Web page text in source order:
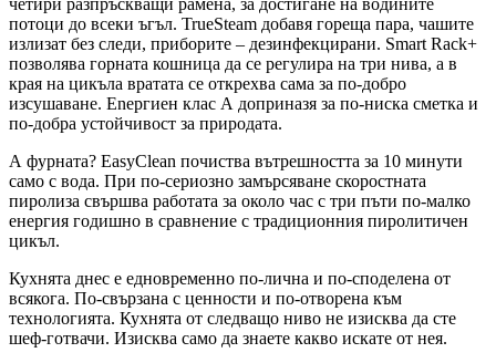
четири разпръскващи рамена, за достигане на водините
потоци до всеки ъгъл. TrueSteam добавя гореща пара, чашите
излизат без следи, приборите – дезинфекцирани. Smart Rack+
позволява горната кошница да се регулира на три нива, а в
края на цикъла вратата се открехва сама за по-добро
изсушаване. Enергиен клас А доприназя за по-ниска сметка и
по-добра устойчивост за природата.
А фурната? EasyClean почиства вътрешността за 10 минути
само с вода. При по-сериозно замърсяване скоростната
пиролиза свършва работата за около час с три пъти по-малко
енергия годишно в сравнение с традиционния пиролитичен
цикъл.
Кухнята днес е едновременно по-лична и по-споделена от
всякога. По-свързана с ценности и по-отворена към
технологията. Кухнята от следващо ниво не изисква да сте
шеф-готвачи. Изисква само да знаете какво искате от нея.